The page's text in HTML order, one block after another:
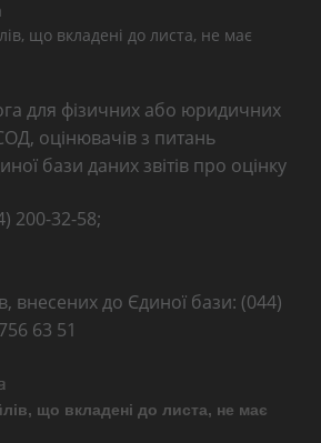
що вкладені до листа, не має
для фізичних або юридичних
оцінювачів з питань
бази даних звітів про оцінку
200-32-58;
внесених до Єдиної бази: (044)
63 51
що вкладені до листа, не має